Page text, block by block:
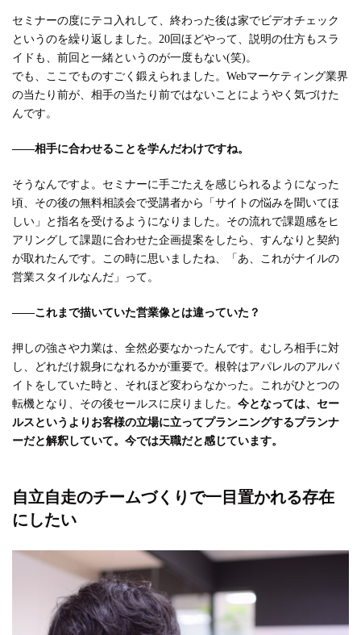
セミナーの度にテコ入れして、終わった後は家でビデオチェック
というのを繰り返しました。20回ほどやって、説明の仕方もスラ
イドも、前回と一緒というのが一度もない(笑)。
でも、ここでものすごく鍛えられました。Webマーケティング業界
の当たり前が、相手の当たり前ではないことにようやく気づけた
んです。
――相手に合わせることを学んだわけですね。
そうなんですよ。セミナーに手ごたえを感じられるようになった
頃、その後の無料相談会で受講者から「サイトの悩みを聞いてほ
しい」と指名を受けるようになりました。その流れで課題感をヒ
アリングして課題に合わせた企画提案をしたら、すんなりと契約
が取れたんです。この時に思いましたね、「あ、これがナイルの
営業スタイルなんだ」って。
――これまで描いていた営業像とは違っていた？
押しの強さや力業は、全然必要なかったんです。むしろ相手に対
し、どれだけ親身になれるかが重要で。根幹はアパレルのアルバ
イトをしていた時と、それほど変わらなかった。これがひとつの
転機となり、その後セールスに戻りました。 今となっては、セー
ルスというよりお客様の立場に立ってプランニングするプランナ
ーだと解釈していて。今では天職だと感じています。
自立自走のチームづくりで一目置かれる存在
にしたい